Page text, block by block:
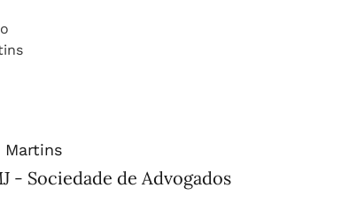
- Sociedade de Advogados